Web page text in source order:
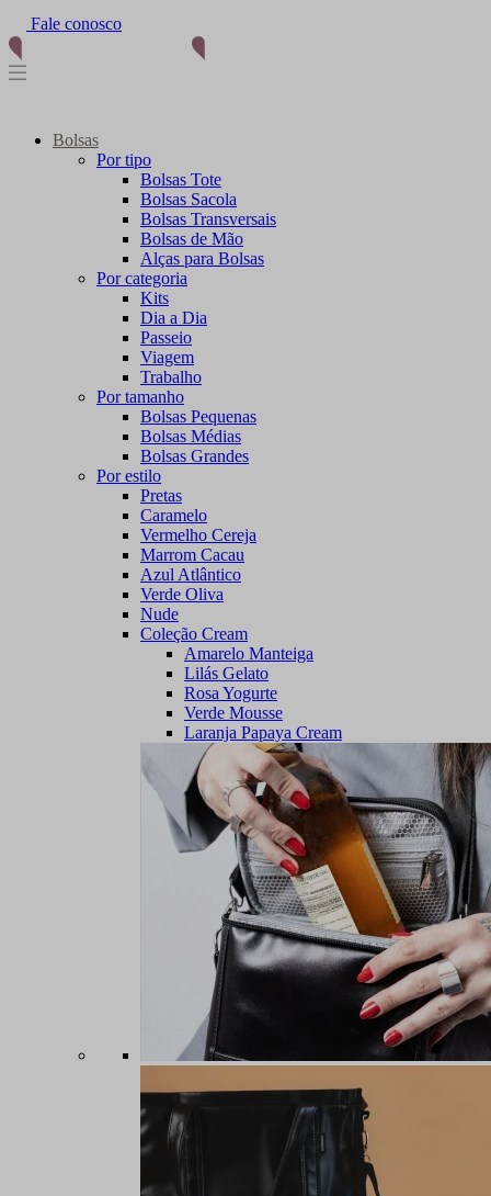
(11) 96012-2976
Fale conosco
Bolsas
Por tipo
Bolsas Tote
Bolsas Sacola
Bolsas Transversais
Bolsas de Mão
Alças para Bolsas
Por categoria
Kits
Dia a Dia
Passeio
Viagem
Trabalho
Por tamanho
Bolsas Pequenas
Bolsas Médias
Bolsas Grandes
Por estilo
Pretas
Caramelo
Vermelho Cereja
Marrom Cacau
Azul Atlântico
Verde Oliva
Nude
Coleção Cream
Amarelo Manteiga
Lilás Gelato
Rosa Yogurte
Verde Mousse
Laranja Papaya Cream